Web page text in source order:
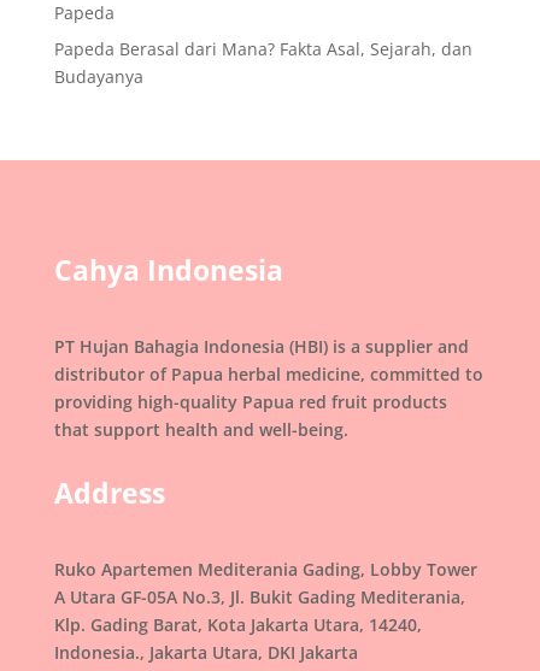
Papeda
Papeda Berasal dari Mana? Fakta Asal, Sejarah, dan
Budayanya
Cahya Indonesia
PT Hujan Bahagia Indonesia (HBI) is a supplier and
distributor of Papua herbal medicine, committed to
providing high-quality Papua red fruit products
that support health and well-being.
Address
Ruko Apartemen Mediterania Gading, Lobby Tower
A Utara GF-05A No.3, Jl. Bukit Gading Mediterania,
Klp. Gading Barat, Kota Jakarta Utara, 14240,
Indonesia., Jakarta Utara, DKI Jakarta